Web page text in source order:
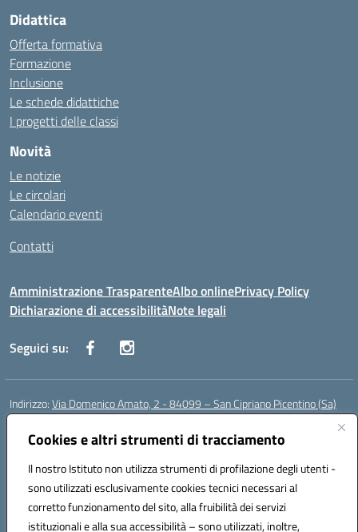
Cookies e altri strumenti di tracciamento
Il nostro Istituto non utilizza strumenti di profilazione degli utenti -
sono utilizzati esclusivamente cookies tecnici necessari al
corretto funzionamento del sito, alla fruibilità dei servizi
istituzionali e alla sua accessibilità – sono utilizzati, inoltre,
Didattica
Offerta formativa
Formazione
Inclusione
Le schede didattiche
I progetti delle classi
Novità
Le notizie
Le circolari
Calendario eventi
Contatti
Amministrazione TrasparenteAlbo onlinePrivacy Policy
Dichiarazione di accessibilitàNote legali
Seguici su:
Indirizzo:Via Domenico Amato, 2 - 84099 – San Cipriano Picentino (Sa)
Centralino:
Posta elettronica certificata (PEC):saic87700c@pec.istruzione.it
Codice fiscale: 95075020651
Codice meccanografico:SAIC87700C
Codice Indice delle Pubbliche Amministrazioni (IPA): istsc_saic87700c
Codice unico di fatturazione (CUF): UFBWH2